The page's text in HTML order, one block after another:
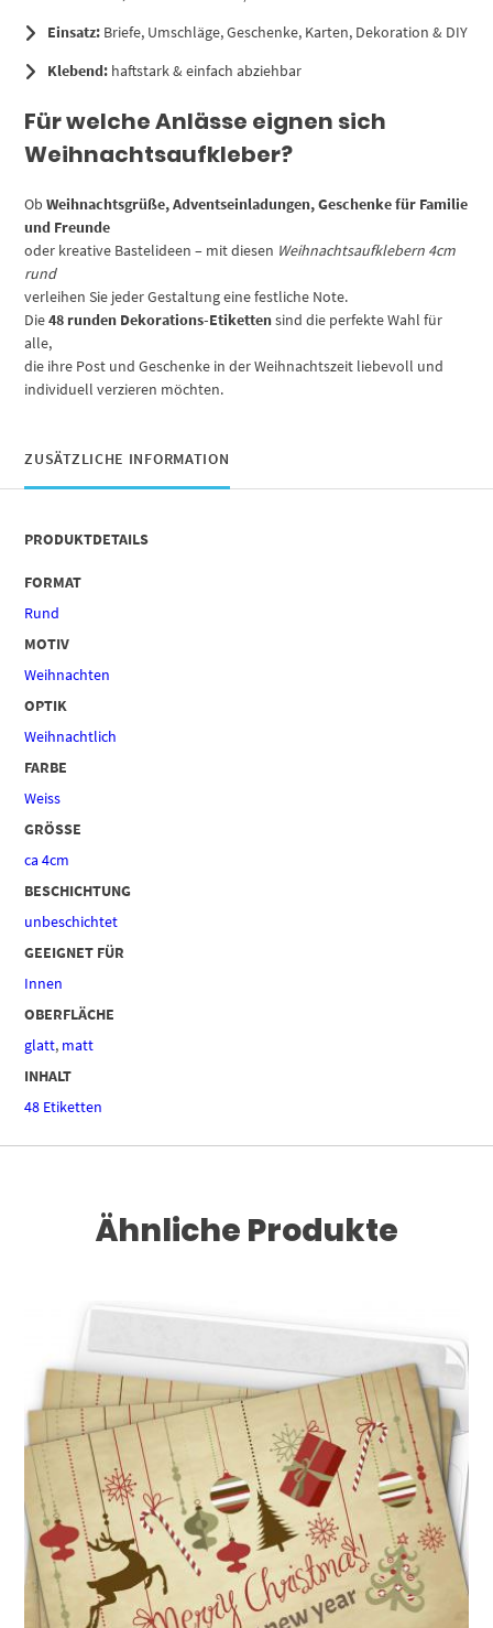
Einsatz: Briefe, Umschläge, Geschenke, Karten, Dekoration & DIY
Klebend: haftstark & einfach abziehbar
Für welche Anlässe eignen sich
Weihnachtsaufkleber?
ObWeihnachtsgrüße, Adventseinladungen, Geschenke für Familie
und Freunde
oder kreative Bastelideen – mit diesen Weihnachtsaufklebern 4cm
rund
verleihen Sie jeder Gestaltung eine festliche Note.
Die48 runden Dekorations-Etikettensind die perfekte Wahl für
alle,
die ihre Post und Geschenke in der Weihnachtszeit liebevoll und
individuell verzieren möchten.
ZUSÄTZLICHE INFORMATION
PRODUKTDETAILS
FORMAT
Rund
MOTIV
Weihnachten
OPTIK
Weihnachtlich
FARBE
Weiss
GRÖSSE
ca 4cm
BESCHICHTUNG
unbeschichtet
GEEIGNET FÜR
Innen
OBERFLÄCHE
glatt, matt
INHALT
48 Etiketten
Ähnliche Produkte